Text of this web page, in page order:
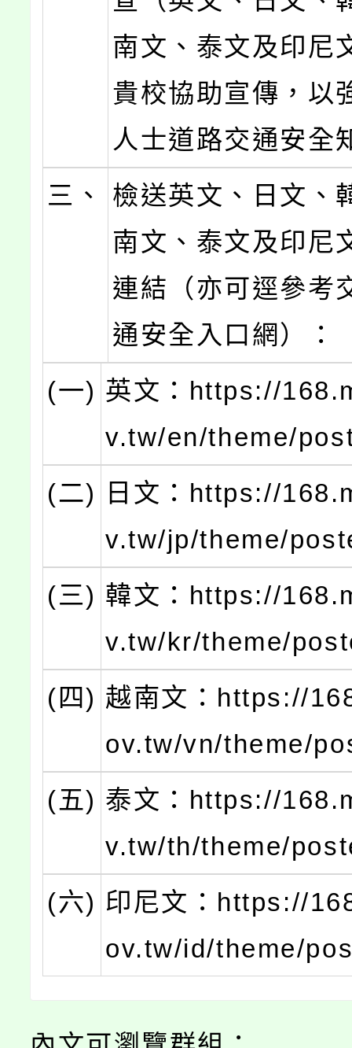
南文、泰文及印尼
貴校協助宣傳，以
人士道路交通安全
三、
檢送英文、日文、
南文、泰文及印尼
連結（亦可逕參考
通安全入口網）：
(一) 英文：https://
v.tw/en/theme/
(二)
日文：https://
v.tw/jp/theme/
(三) 韓文：https://
v.tw/kr/theme/
(四) 越南文：https://
ov.tw/vn/theme/
(五) 泰文：https://
v.tw/th/theme/
(六) 印尼文：https://
ov.tw/id/theme/